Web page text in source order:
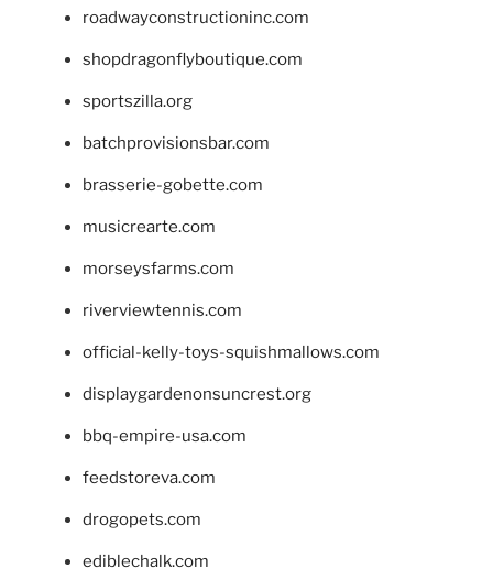
roadwayconstructioninc.com
shopdragonflyboutique.com
sportszilla.org
batchprovisionsbar.com
brasserie-gobette.com
musicrearte.com
morseysfarms.com
riverviewtennis.com
official-kelly-toys-squishmallows.com
displaygardenonsuncrest.org
bbq-empire-usa.com
feedstoreva.com
drogopets.com
ediblechalk.com